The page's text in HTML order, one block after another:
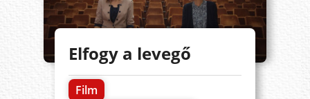
Elfogy a levegő
Film